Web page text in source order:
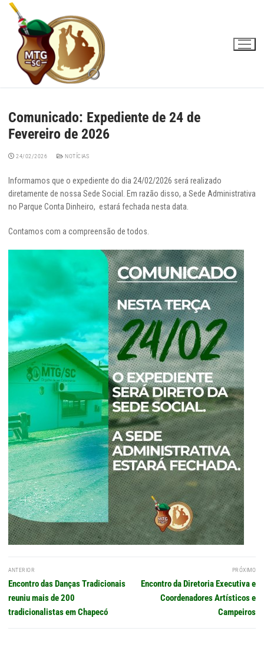
Pular
conteúdo
Comunicado: Expediente de 24 de
Fevereiro de 2026
24/02/2026 NOTÍCIAS
Informamos que o expediente do dia 24/02/2026 será realizado
diretamente de nossa Sede Social. Em razão disso, a Sede Administrativa
no Parque Conta Dinheiro, estará fechada nesta data.
Contamos com a compreensão de todos.
Navegação
de
Post
ANTERIOR
Post
anterior:
Encontro das Danças Tradicionais
reuniu mais de 200
tradicionalistas em Chapecó
PRÓXIMO
Próximo
Encontro da Diretoria Executiva e
Coordenadores Artísticos e
Campeiros